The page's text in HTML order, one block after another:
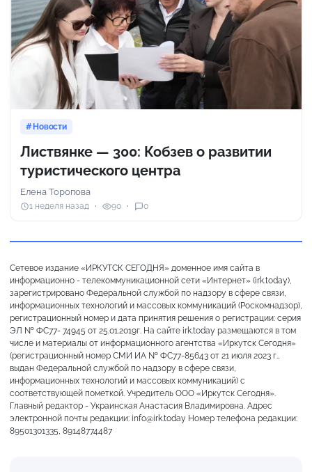
Новости
Листвянке — 300: Кобзев о развитии
туристического центра
Елена Торопова
1 неделя назад 90 0
Сетевое издание «ИРКУТСК СЕГОДНЯ» доменное имя сайта в
информационно - телекоммуникационной сети «Интернет» (irk.today),
зарегистрировано Федеральной службой по надзору в сфере связи,
информационных технологий и массовых коммуникаций (Роскомнадзор),
регистрационный номер и дата принятия решения о регистрации: серия
ЭЛ № ФС77- 74945 от 25.01.2019г. На сайте irk.today размещаются в том
числе и материалы от информационного агентства «Иркутск Сегодня»
(регистрационный номер СМИ ИА № ФС77-85643 от 21 июля 2023 г.,
выдан Федеральной службой по надзору в сфере связи,
информационных технологий и массовых коммуникаций) с
соответствующей пометкой. Учредитель ООО «Иркутск Сегодня».
Главный редактор - Украинская Анастасия Владимировна. Адрес
электронной почты редакции: info@irk.today Номер телефона редакции:
89501301335, 89148774487